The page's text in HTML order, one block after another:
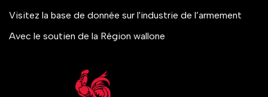
Visitez la base de donnée sur l'industrie de l’armement
Avec le soutien de la Région wallone